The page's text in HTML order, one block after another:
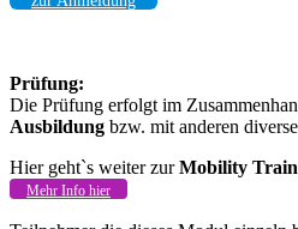
Prüfung:
Die Prüfung erfolgt im
Ausbildung bzw. mit anderen
Hier geht`s weiter zurMobility
Mehr Info hier